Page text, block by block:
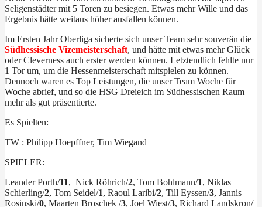
Seligenstädter mit 5 Toren zu besiegen. Etwas mehr Wille und das
Ergebnis hätte weitaus höher ausfallen können.
Im Ersten Jahr Oberliga sicherte sich unser Team sehr souverän die
Südhessische Vizemeisterschaft, und hätte mit etwas mehr Glück
oder Cleverness auch erster werden können. Letztendlich fehlte nur
1 Tor um, um die Hessenmeisterschaft mitspielen zu können.
Dennoch waren es Top Leistungen, die unser Team Woche für
Woche abrief, und so die HSG Dreieich im Südhessischen Raum
mehr als gut präsentierte.
Es Spielten:
TW : Philipp Hoepffner, Tim Wiegand
SPIELER:
Leander Porth/11, Nick Röhrich/2, Tom Bohlmann/1, Niklas
Schierling/2, Tom Seidel/1, Raoul Laribi/2, Till Eyssen/3, Jannis
Rosinski/0, Maarten Broschek /3, Joel Wiest/3, Richard Landskron/